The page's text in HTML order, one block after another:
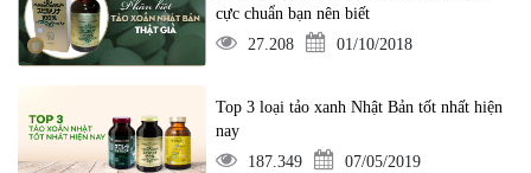
cực chuẩn bạn nên biết
27.208
01/10/2018
Top 3 loại tảo xanh Nhật Bản tốt nhất hiện
nay
187.349
07/05/2019